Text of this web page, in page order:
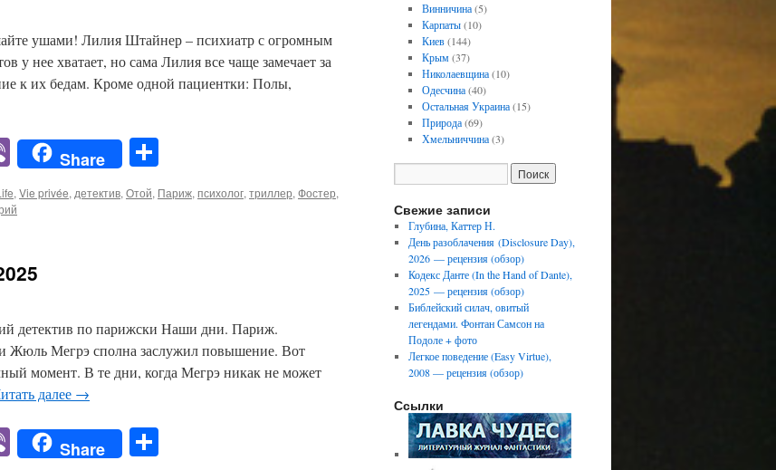
ушами! Лилия Штайнер – психиатр с огромным
у нее хватает, но сама Лилия все чаще замечает за
к их бедам. Кроме одной пациентки: Полы,
ViberShare
,Vie privée,детектив,Отой, Париж,психолог,триллер,Фостер,
детектив по парижски Наши дни. Париж.
Жюль Мегрэ сполна заслужил повышение. Вот
момент. В те дни, когда Мегрэ никак не может
далее →
ViberShare
Винничина(5)
Карпаты(10)
Киев(144)
Крым(37)
Николаевщина(10)
Одесчина(40)
Остальная Украина(15)
Природа(69)
Хмельниччина(3)
Свежие записи
Глубина, Каттер Н.
День разоблачения (Disclosure Day),
2026 — рецензия (обзор)
Кодекс Данте (In the Hand of Dante),
2025 — рецензия (обзор)
Библейский силач, овитый
легендами. Фонтан Самсон на
Подоле + фото
Легкое поведение (Easy Virtue),
2008 — рецензия (обзор)
Ссылки